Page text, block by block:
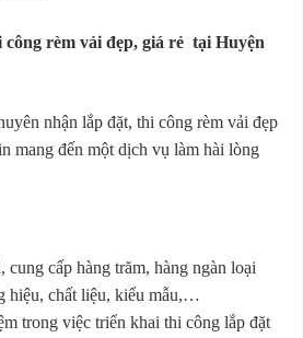
rèm vải đẹp, giá rẻ tại Huyện
nhận lắp đặt, thi công rèm vải đẹp
mang đến một dịch vụ làm hài lòng
cấp hàng trăm, hàng ngàn loại
hiệu, chất liệu, kiểu mẫu,…
trong việc triển khai thi công lắp đặt